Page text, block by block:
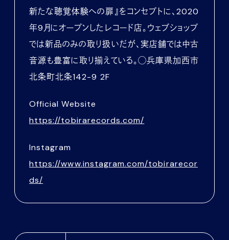
新たな聴覚体験への扉』をコンセプトに、2020
年9月にオープンしたレコード店。ウェブショップ
では新品のみの取り扱いだが、実店舗では中古
音源も豊富に取り揃えている。◯兵庫県加西市
北条町北条142-9 2F
Official Website
https://tobirarecords.com/
Instagram
https://www.instagram.com/tobirarecor
ds/